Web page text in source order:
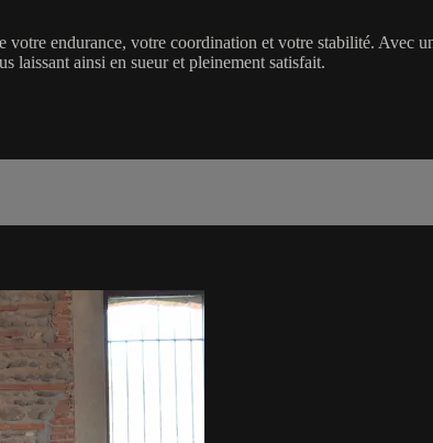
endurance, votre coordination et votre stabilité. Avec
laissant ainsi en sueur et pleinement satisfait.